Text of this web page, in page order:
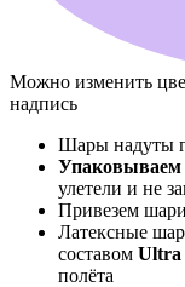
Можно изменить
надпись
Шары надуты
Упаковываем
улетели и не
Привезем
Латексные
составом Ultra
полёта